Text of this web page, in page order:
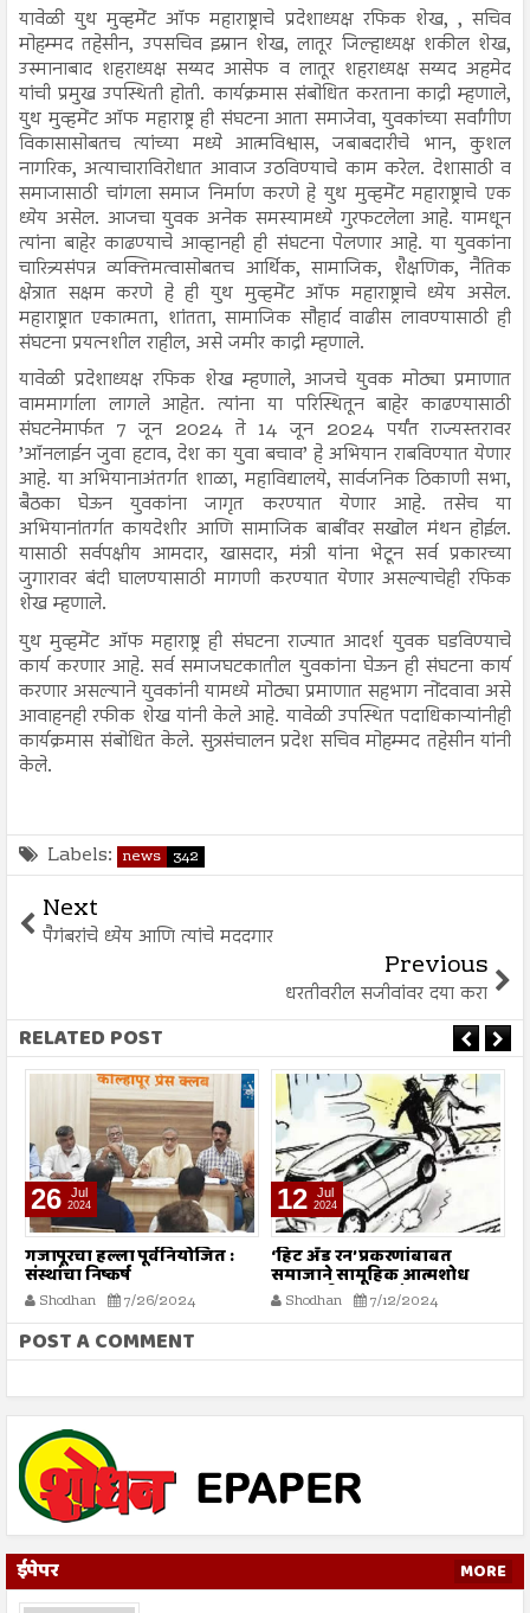
यावेळी युथ मुव्हमेंट ऑफ महाराष्ट्राचे प्रदेशाध्यक्ष रफिक शेख, , सचिव
मोहम्मद तहेसीन, उपसचिव इम्रान शेख, लातूर जिल्हाध्यक्ष शकील शेख,
उस्मानाबाद शहराध्यक्ष सय्यद आसेफ व लातूर शहराध्यक्ष सय्यद अहमेद
यांची प्रमुख उपस्थिती होती. कार्यक्रमास संबोधित करताना काद्री म्हणाले,
युथ मुव्हमेंट ऑफ महाराष्ट्र ही संघटना आता समाजेवा, युवकांच्या सर्वांगीण
विकासासोबतच त्यांच्या मध्ये आत्मविश्वास, जबाबदारीचे भान, कुशल
नागरिक, अत्याचाराविरोधात आवाज उठविण्याचे काम करेल. देशासाठी व
समाजासाठी चांगला समाज निर्माण करणे हे युथ मुव्हमेंट महाराष्ट्राचे एक
ध्येय असेल. आजचा युवक अनेक समस्यामध्ये गुरफटलेला आहे. यामधून
त्यांना बाहेर काढण्याचे आव्हानही ही संघटना पेलणार आहे. या युवकांना
चारित्र्यसंपन्न व्यक्तिमत्वासोबतच आर्थिक, सामाजिक, शैक्षणिक, नैतिक
क्षेत्रात सक्षम करणे हे ही युथ मुव्हमेंट ऑफ महाराष्ट्राचे ध्येय असेल.
महाराष्ट्रात एकात्मता, शांतता, सामाजिक सौहार्द वाढीस लावण्यासाठी ही
संघटना प्रयत्नशील राहील, असे जमीर काद्री म्हणाले.
यावेळी प्रदेशाध्यक्ष रफिक शेख म्हणाले, आजचे युवक मोठ्या प्रमाणात
वाममार्गाला लागले आहेत. त्यांना या परिस्थितून बाहेर काढण्यासाठी
संघटनेमार्फत 7 जून 2024 ते 14 जून 2024 पर्यंत राज्यस्तरावर
’ऑनलाईन जुवा हटाव, देश का युवा बचाव’ हे अभियान राबविण्यात येणार
आहे. या अभियानाअंतर्गत शाळा, महाविद्यालये, सार्वजनिक ठिकाणी सभा,
बैठका घेऊन युवकांना जागृत करण्यात येणार आहे. तसेच या
अभियानांतर्गत कायदेशीर आणि सामाजिक बाबींवर सखोल मंथन होईल.
यासाठी सर्वपक्षीय आमदार, खासदार, मंत्री यांना भेटून सर्व प्रकारच्या
जुगारावर बंदी घालण्यासाठी मागणी करण्यात येणार असल्याचेही रफिक
शेख म्हणाले.
युथ मुव्हमेंट ऑफ महाराष्ट्र ही संघटना राज्यात आदर्श युवक घडविण्याचे
कार्य करणार आहे. सर्व समाजघटकातील युवकांना घेऊन ही संघटना कार्य
करणार असल्याने युवकांनी यामध्ये मोठ्या प्रमाणात सहभाग नोंदवावा असे
आवाहनही रफीक शेख यांनी केले आहे. यावेळी उपस्थित पदाधिकाऱ्यांनीही
कार्यक्रमास संबोधित केले. सुत्रसंचालन प्रदेश सचिव मोहम्मद तहेसीन यांनी
केले.
Labels: news 342
Next
पैगंबरांचे ध्येय आणि त्यांचे मददगार
Previous
धरतीवरील सजीवांवर दया करा
RELATED POST
26 Jul
2024
गजापूरचा हल्ला पूर्वनियोजित :
संस्थांचा निष्कर्ष
Shodhan 7/26/2024
12 Jul
2024
‘हिट अँड रन’ प्रकरणांबाबत
समाजाने सामूहिक आत्मशोध
करण्याची गरज - मौलाना
इलियास खान फलाही
Shodhan 7/12/2024
POST A COMMENT
ईपेपर MORE